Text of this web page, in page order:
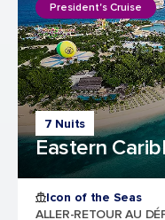
7 Nuits
Eastern
President's Cruise
Icon of the Seas
ALLER-RETOUR AU